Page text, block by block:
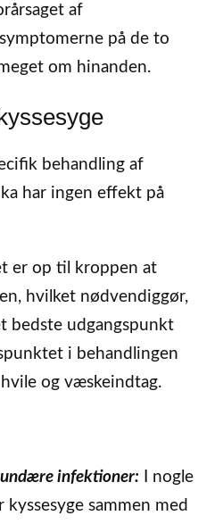
af
på de to
om hinanden.
behandling af
har ingen effekt på
er op til kroppen at
hvilket nødvendiggør,
bedste udgangspunkt
i behandlingen
og væskeindtag.
infektioner: I nogle
sammen med